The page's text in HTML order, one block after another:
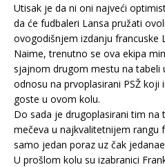
Utisak je da ni oni najveći
da će fudbaleri Lansa pružati
ovogodišnjem izdanju francuske
Naime, trenutno se ova ekipa
sjajnom drugom mestu na tabeli
odnosu na prvoplasirani PSŽ
goste u ovom kolu.
Do sada je drugoplasirani tim na
mečeva u najkvalitetnijem rangu
samo jedan poraz uz čak
U prošlom kolu su izabranici